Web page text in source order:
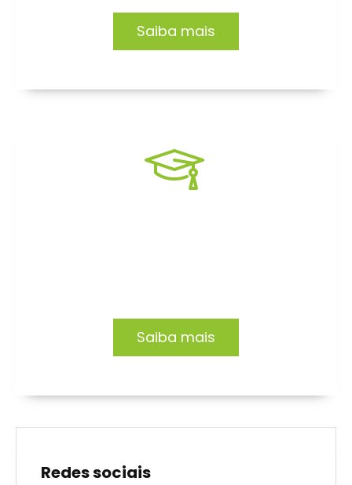
Saiba mais
Saiba mais
Redes sociais